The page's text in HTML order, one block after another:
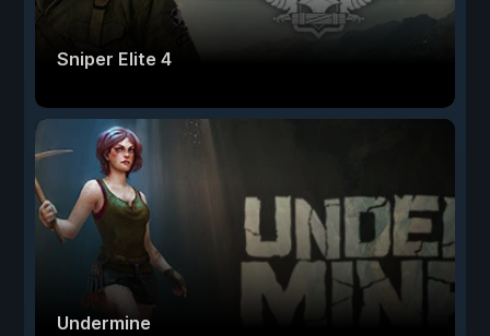
Sniper Elite 4
Undermine